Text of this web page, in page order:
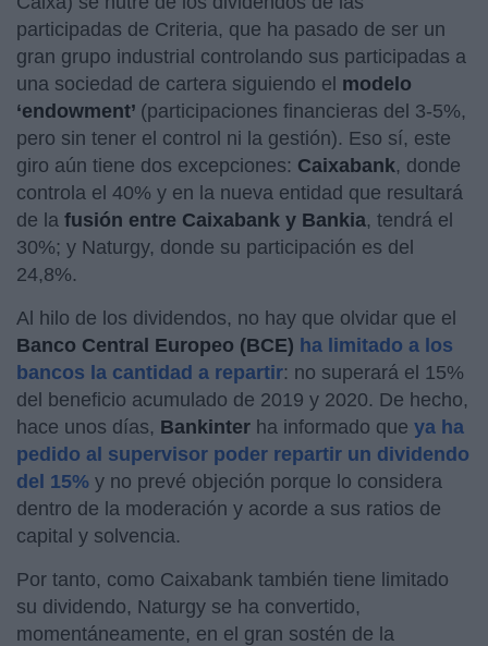
participadas de Criteria, que ha pasado de ser un
gran grupo industrial controlando sus participadas a
una sociedad de cartera siguiendo el modelo
‘endowment’ (participaciones financieras del 3-5%,
pero sin tener el control ni la gestión). Eso sí, este
giro aún tiene dos excepciones: Caixabank, donde
controla el 40% y en la nueva entidad que resultará
de la fusión entre Caixabank y Bankia, tendrá el
30%; y Naturgy, donde su participación es del
24,8%.
Al hilo de los dividendos, no hay que olvidar que el
Banco Central Europeo (BCE) ha limitado a los
bancos la cantidad a repartir: no superará el 15%
del beneficio acumulado de 2019 y 2020. De hecho,
hace unos días, Bankinter ha informado que ya ha
pedido al supervisor poder repartir un dividendo
del 15% y no prevé objeción porque lo considera
dentro de la moderación y acorde a sus ratios de
capital y solvencia.
Por tanto, como Caixabank también tiene limitado
su dividendo, Naturgy se ha convertido,
momentáneamente, en el gran sostén de la